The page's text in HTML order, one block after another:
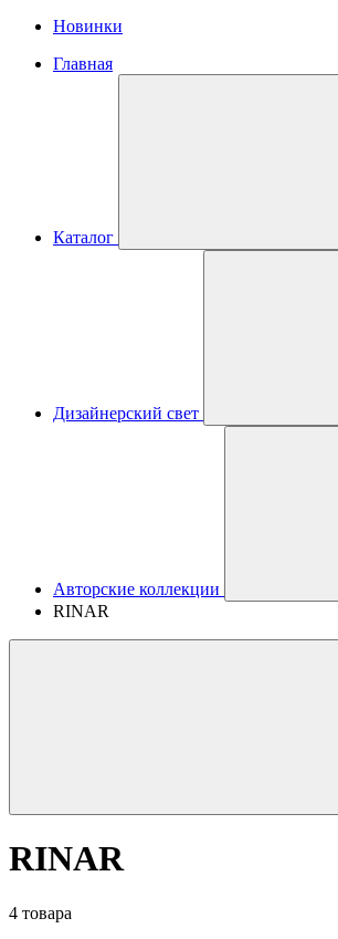
Новинки
Главная
Каталог
Дизайнерский свет
Авторские коллекции
RINAR
RINAR
4 товара